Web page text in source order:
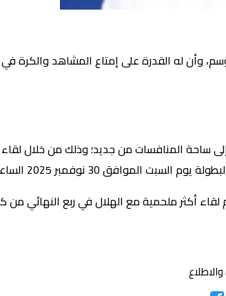
وأن له القدرة على إمتاع المشاهد والكرة في
ساحة المنافسات من جديد؛ وذلك من خلال